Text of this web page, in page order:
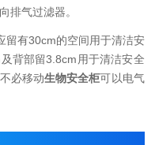
排气过滤器。
有30cm的空间用于清洁安
背部留3.8cm用于清洁安全
必移动生物安全柜可以电气